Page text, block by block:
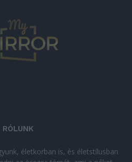
RÓLUNK
életkorban is, és életstílusban